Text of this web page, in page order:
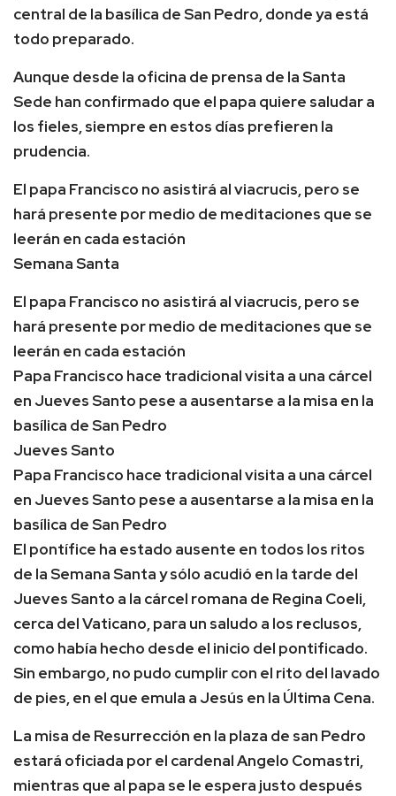
central de la basílica de San Pedro, donde ya está
todo preparado.
Aunque desde la oficina de prensa de la Santa
Sede han confirmado que el papa quiere saludar a
los fieles, siempre en estos días prefieren la
prudencia.
El papa Francisco no asistirá al viacrucis, pero se
hará presente por medio de meditaciones que se
leerán en cada estación
Semana Santa
El papa Francisco no asistirá al viacrucis, pero se
hará presente por medio de meditaciones que se
leerán en cada estación
Papa Francisco hace tradicional visita a una cárcel
en Jueves Santo pese a ausentarse a la misa en la
basílica de San Pedro
Jueves Santo
Papa Francisco hace tradicional visita a una cárcel
en Jueves Santo pese a ausentarse a la misa en la
basílica de San Pedro
El pontífice ha estado ausente en todos los ritos
de la Semana Santa y sólo acudió en la tarde del
Jueves Santo a la cárcel romana de Regina Coeli,
cerca del Vaticano, para un saludo a los reclusos,
como había hecho desde el inicio del pontificado.
Sin embargo, no pudo cumplir con el rito del lavado
de pies, en el que emula a Jesús en la Última Cena.
La misa de Resurrección en la plaza de san Pedro
estará oficiada por el cardenal Angelo Comastri,
mientras que al papa se le espera justo después